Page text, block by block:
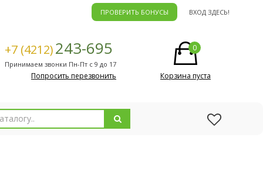
ПРОВЕРИТЬ БОНУСЫ ВХОД ЗДЕСЬ!
+7 (4212)243-695
Принимаем звонки Пн-Пт с 9 до 17
Попросить перезвонить
0
Корзина пуста